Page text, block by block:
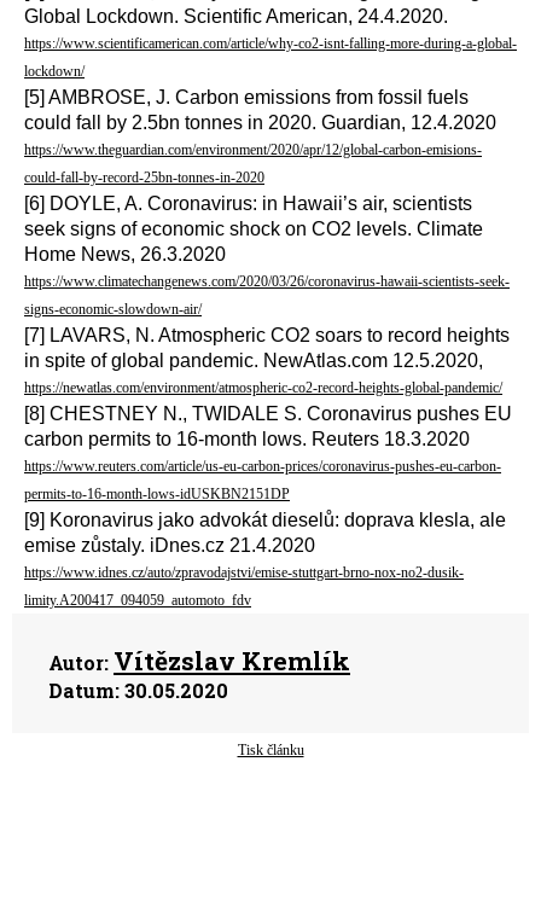
Global Lockdown. Scientific American, 24.4.2020.
https://www.scientificamerican.com/article/why-co2-isnt-falling-more-during-a-global-
lockdown/
[5] AMBROSE, J. Carbon emissions from fossil fuels
could fall by 2.5bn tonnes in 2020. Guardian, 12.4.2020
https://www.theguardian.com/environment/2020/apr/12/global-carbon-emisions-
could-fall-by-record-25bn-tonnes-in-2020
[6] DOYLE, A. Coronavirus: in Hawaii’s air, scientists
seek signs of economic shock on CO2 levels. Climate
Home News, 26.3.2020
https://www.climatechangenews.com/2020/03/26/coronavirus-hawaii-scientists-seek-
signs-economic-slowdown-air/
[7] LAVARS, N. Atmospheric CO2 soars to record heights
in spite of global pandemic. NewAtlas.com 12.5.2020,
https://newatlas.com/environment/atmospheric-co2-record-heights-global-pandemic/
[8] CHESTNEY N., TWIDALE S. Coronavirus pushes EU
carbon permits to 16-month lows. Reuters 18.3.2020
https://www.reuters.com/article/us-eu-carbon-prices/coronavirus-pushes-eu-carbon-
permits-to-16-month-lows-idUSKBN2151DP
[9] Koronavirus jako advokát dieselů: doprava klesla, ale
emise zůstaly. iDnes.cz 21.4.2020
https://www.idnes.cz/auto/zpravodajstvi/emise-stuttgart-brno-nox-no2-dusik-
limity.A200417_094059_automoto_fdv
Autor: Vítězslav Kremlík
Datum:30.05.2020
Tisk článku